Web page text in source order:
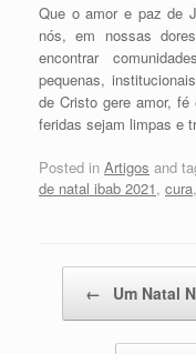
Que o amor e paz de
nós, em nossas
encontrar
pequenas,
de Cristo gere amor,
feridas sejam limpas e
Posted in Artigos and
de natal ibab 2021, cura,
← Um Natal